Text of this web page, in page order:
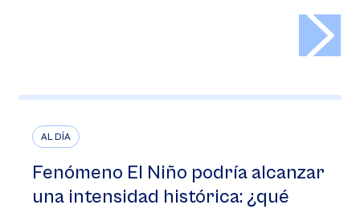
AL DÍA
Fenómeno El Niño podría alcanzar
una intensidad histórica: ¿qué